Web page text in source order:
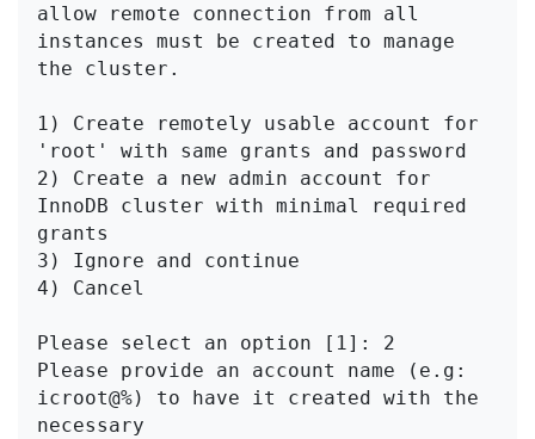
allow remote connection from all
instances must be created to manage
the cluster.
1) Create remotely usable account for
'root' with same grants and password
2) Create a new admin account for
InnoDB cluster with minimal required
grants
3) Ignore and continue
4) Cancel
Please select an option [1]: 2
Please provide an account name (e.g:
icroot@%) to have it created with the
necessary